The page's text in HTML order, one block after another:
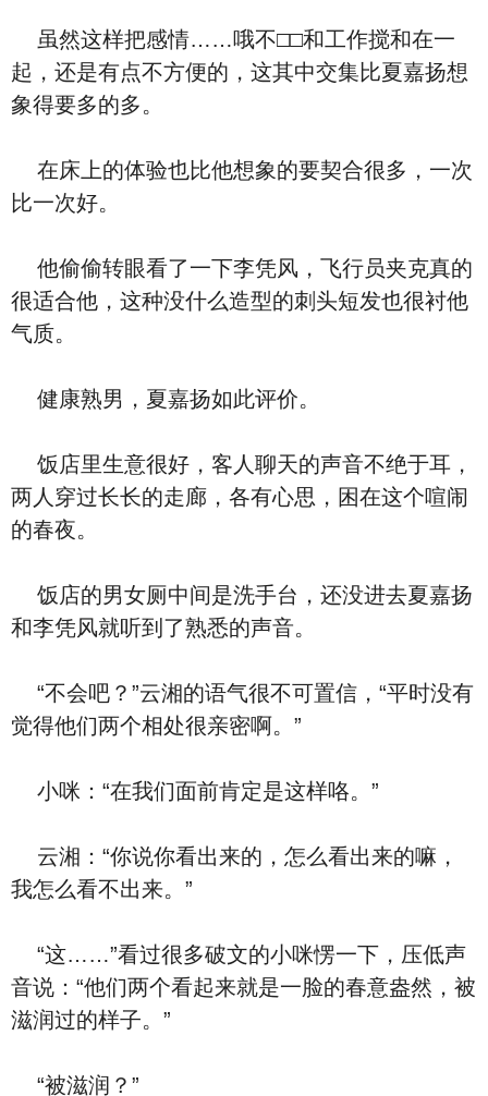
虽然这样把感情……哦不□□和工作搅和在一
起，还是有点不方便的，这其中交集比夏嘉扬想
象得要多的多。
在床上的体验也比他想象的要契合很多，一次
比一次好。
他偷偷转眼看了一下李凭风，飞行员夹克真的
很适合他，这种没什么造型的刺头短发也很衬他
气质。
健康熟男，夏嘉扬如此评价。
饭店里生意很好，客人聊天的声音不绝于耳，
两人穿过长长的走廊，各有心思，困在这个喧闹
的春夜。
饭店的男女厕中间是洗手台，还没进去夏嘉扬
和李凭风就听到了熟悉的声音。
“不会吧？”云湘的语气很不可置信，“平时没有
觉得他们两个相处很亲密啊。”
小咪：“在我们面前肯定是这样咯。”
云湘：“你说你看出来的，怎么看出来的嘛，
我怎么看不出来。”
“这……”看过很多破文的小咪愣一下，压低声
音说：“他们两个看起来就是一脸的春意盎然，被
滋润过的样子。”
“被滋润？”